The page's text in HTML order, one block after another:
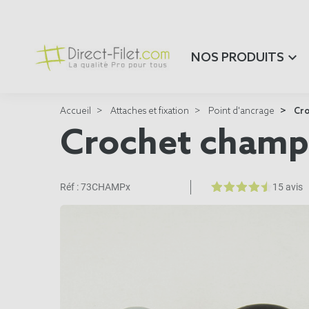
NOS PRODUITS
Accueil Attaches et fixation Point d'ancrage
Crochet
Réf :73CHAMPx 15 avis